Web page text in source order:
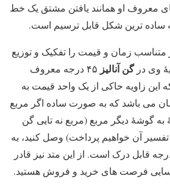
معروف او همانند یافتن مشتق یک خط
ساده ترین شکل قابل ترسیم است.
زمان و قیمت را تفکیک و توزیع
وی درگن آنالیز
۴۵ درجه معروف
این زاویه حاکی از یک واحد قیمت به
می باشد که به صورت ساده اگر مربع
گوشۀ دیگر مربع (مربع نه تایی گن
آن خواهیم پرداخت) وصل کنید، به
مفهوم زاویهٔ ۴۵ درجه قابل درک است. از این متد نیز قادر
فرصت های خرید و فروش هستید.